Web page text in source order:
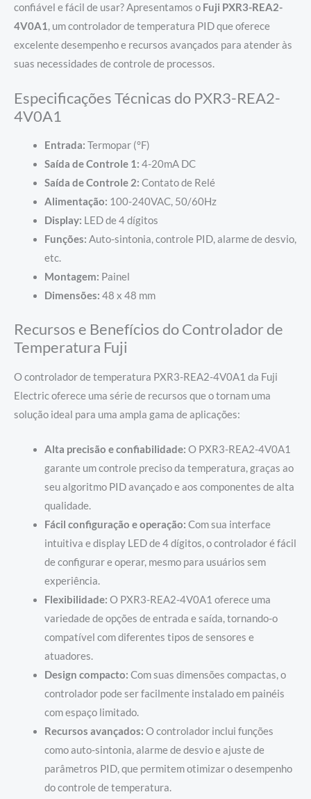
confiável e fácil de usar? Apresentamos o Fuji PXR3-REA2-
4V0A1, um controlador de temperatura PID que oferece
excelente desempenho e recursos avançados para atender às
suas necessidades de controle de processos.
Especificações Técnicas do PXR3-REA2-
4V0A1
Entrada: Termopar (°F)
Saída de Controle 1: 4-20mA DC
Saída de Controle 2: Contato de Relé
Alimentação: 100-240VAC, 50/60Hz
Display: LED de 4 dígitos
Funções: Auto-sintonia, controle PID, alarme de desvio,
etc.
Montagem: Painel
Dimensões: 48 x 48 mm
Recursos e Benefícios do Controlador de
Temperatura Fuji
O controlador de temperatura PXR3-REA2-4V0A1 da Fuji
Electric oferece uma série de recursos que o tornam uma
solução ideal para uma ampla gama de aplicações:
Alta precisão e confiabilidade: O PXR3-REA2-4V0A1
garante um controle preciso da temperatura, graças ao
seu algoritmo PID avançado e aos componentes de alta
qualidade.
Fácil configuração e operação: Com sua interface
intuitiva e display LED de 4 dígitos, o controlador é fácil
de configurar e operar, mesmo para usuários sem
experiência.
Flexibilidade: O PXR3-REA2-4V0A1 oferece uma
variedade de opções de entrada e saída, tornando-o
compatível com diferentes tipos de sensores e
atuadores.
Design compacto: Com suas dimensões compactas, o
controlador pode ser facilmente instalado em painéis
com espaço limitado.
Recursos avançados: O controlador inclui funções
como auto-sintonia, alarme de desvio e ajuste de
parâmetros PID, que permitem otimizar o desempenho
do controle de temperatura.